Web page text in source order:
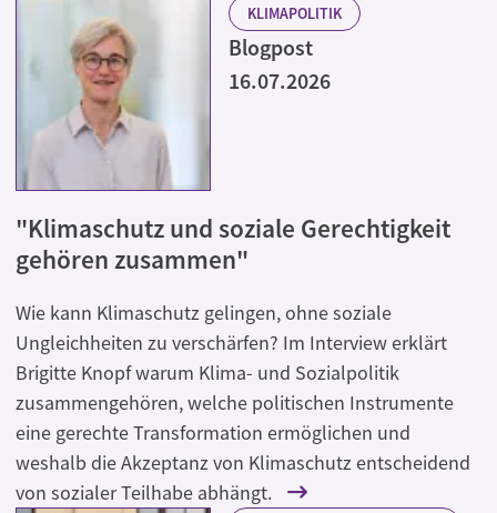
KLIMAPOLITIK
Blogpost
16.07.2026
"Klimaschutz und soziale Gerechtigkeit
gehören zusammen"
Wie kann Klimaschutz gelingen, ohne soziale
Ungleichheiten zu verschärfen? Im Interview erklärt
Brigitte Knopf warum Klima- und Sozialpolitik
zusammengehören, welche politischen Instrumente
eine gerechte Transformation ermöglichen und
weshalb die Akzeptanz von Klimaschutz entscheidend
von sozialer Teilhabe abhängt.